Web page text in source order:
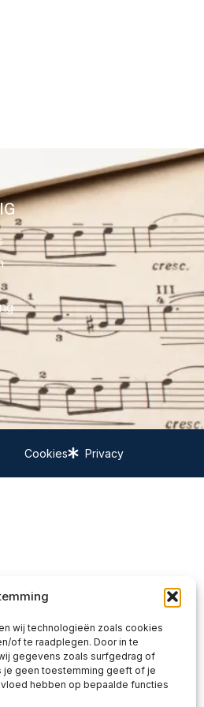
wij technologieën zoals cookies
of te raadplegen. Door in te
gegevens zoals surfgedrag of
je geen toestemming geeft of je
hebben op bepaalde functies
Cookies Privacy